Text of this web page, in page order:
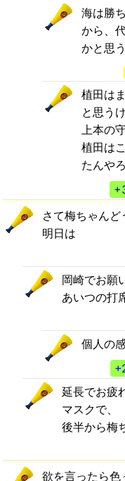
海は勝
から、
かと思
植田は
と思う
上本の
植田は
たんやろ
さて梅ちゃんど
明日は
岡崎でお願
あいつの打
個人の
延長でお疲
マスクで、
後半から梅
欲を言ったら色